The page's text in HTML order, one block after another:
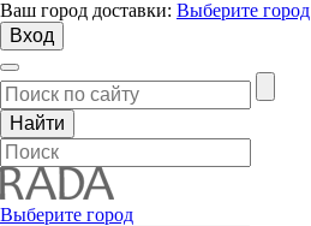
Ваш город доставки: Выберите город
Вход
Выберите город